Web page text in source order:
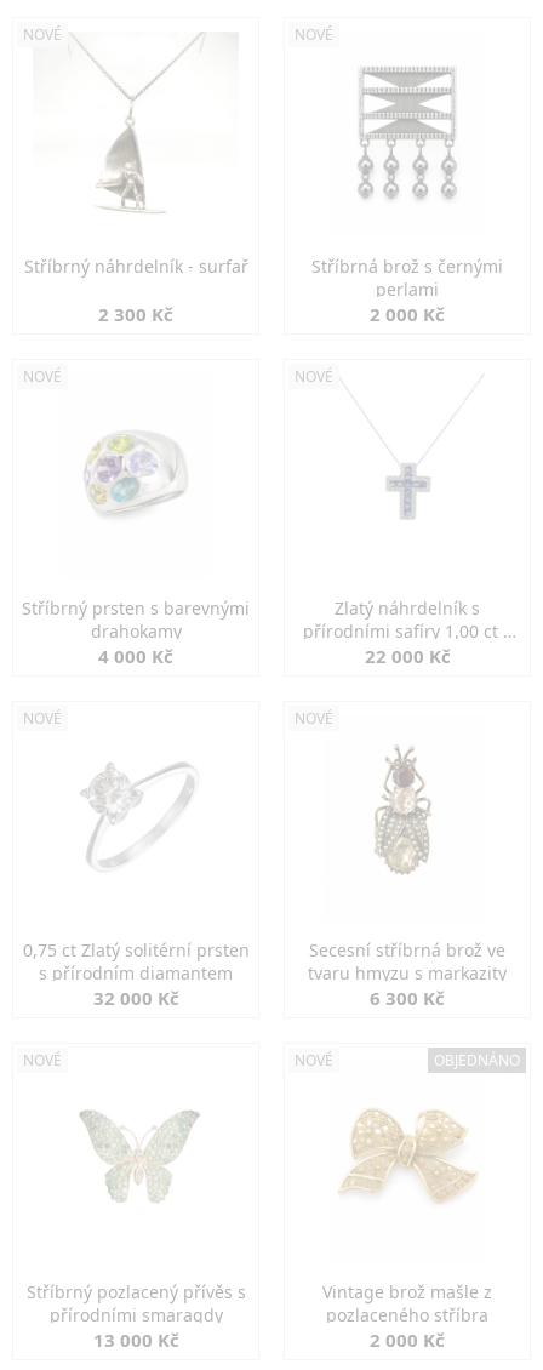
NOVÉ
Stříbrný náhrdelník - surfař
2 300 Kč
NOVÉ
Stříbrná brož s černými
perlami
2 000 Kč
NOVÉ
Stříbrný prsten s barevnými
drahokamy
4 000 Kč
NOVÉ
Zlatý náhrdelník s
přírodními safíry 1,00 ct a
diamanty
22 000 Kč
NOVÉ
0,75 ct Zlatý solitérní prsten
s přírodním diamantem
32 000 Kč
NOVÉ
Secesní stříbrná brož ve
tvaru hmyzu s markazity
6 300 Kč
NOVÉ
Stříbrný pozlacený přívěs s
přírodními smaragdy
13 000 Kč
NOVÉ OBJEDNÁNO
Vintage brož mašle z
pozlaceného stříbra
2 000 Kč